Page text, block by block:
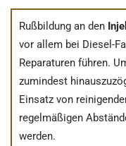
Rußbildung an den
vor allem bei Diesel-
Reparaturen führen.
zumindest
Einsatz von
regelmäßigen
werden.